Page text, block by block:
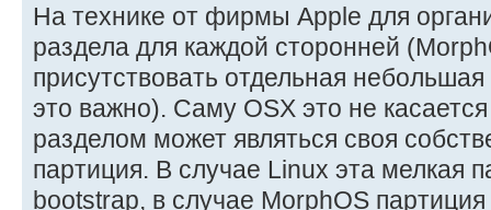
На технике от фирмы Apple для
раздела для каждой сторонней
присутствовать отдельная
это важно). Саму OSX это не
разделом может являться своя
партиция. В случае Linux эта мелкая
bootstrap, в случае MorphOS